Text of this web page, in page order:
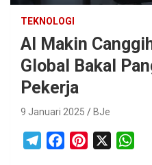
TEKNOLOGI
AI Makin
Global Bakal
Pekerja
9 Januari 2025 BJe